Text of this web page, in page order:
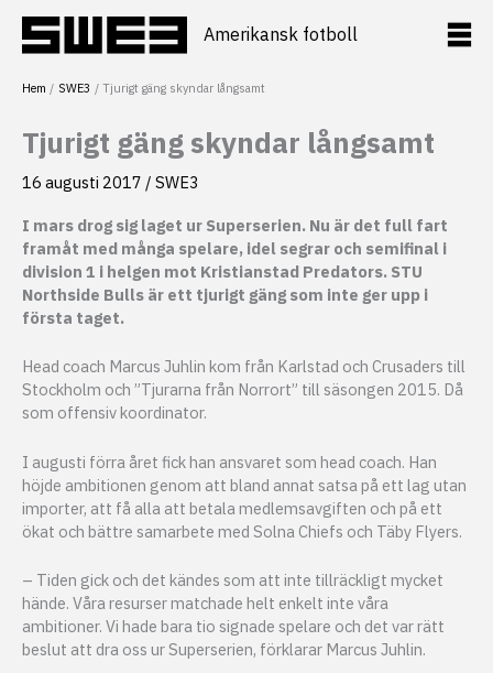
innehåll
Amerikansk fotboll
Hem SWE3 Tjurigt gäng skyndar långsamt
Tjurigt gäng skyndar långsamt
16 augusti 2017 / SWE3
I mars drog sig laget ur Superserien. Nu är det full fart
framåt med många spelare, idel segrar och semifinal i
division 1 i helgen mot Kristianstad Predators. STU
Northside Bulls är ett tjurigt gäng som inte ger upp i
första taget.
Head coach Marcus Juhlin kom från Karlstad och Crusaders till
Stockholm och ”Tjurarna från Norrort” till säsongen 2015. Då
som offensiv koordinator.
I augusti förra året fick han ansvaret som head coach. Han
höjde ambitionen genom att bland annat satsa på ett lag utan
importer, att få alla att betala medlemsavgiften och på ett
ökat och bättre samarbete med Solna Chiefs och Täby Flyers.
– Tiden gick och det kändes som att inte tillräckligt mycket
hände. Våra resurser matchade helt enkelt inte våra
ambitioner. Vi hade bara tio signade spelare och det var rätt
beslut att dra oss ur Superserien, förklarar Marcus Juhlin.